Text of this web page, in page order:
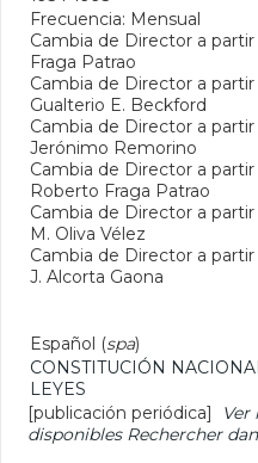
Frecuencia: Mensual
Cambia de Director a
Fraga Patrao
Cambia de Director a
Gualterio E. Beckford
Cambia de Director a
Jerónimo Remorino
Cambia de Director a
Roberto Fraga Patrao
Cambia de Director a
M. Oliva Vélez
Cambia de Director a
J. Alcorta Gaona
Español (spa)
CONSTITUCIÓN
LEYES
[publicación periódica]
Ver
disponibles Rechercher